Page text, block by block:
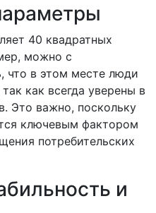
40 квадратных
можно с
что в этом месте люди
как всегда уверены в
Это важно, поскольку
ключевым фактором
потребительских
и